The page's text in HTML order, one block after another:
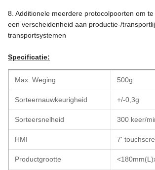
8. Additionele meerdere protocolpoorten om
een verscheidenheid aan productie-/
transportsystemen
Specificatie:
Max. Weging 500g
Sorteernauwkeurigheid +/-0,3g
Sorteersnelheid 300 keer/
HMI 7'
Productgrootte